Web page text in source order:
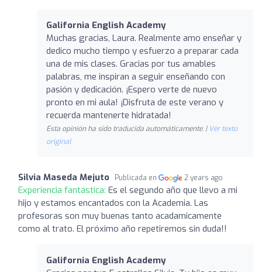
Galifornia English Academy
Muchas gracias, Laura. Realmente amo enseñar y
dedico mucho tiempo y esfuerzo a preparar cada
una de mis clases. Gracias por tus amables
palabras, me inspiran a seguir enseñando con
pasión y dedicación. ¡Espero verte de nuevo
pronto en mi aula! ¡Disfruta de este verano y
recuerda mantenerte hidratada!
Esta opinión ha sido traducida automáticamente. | Ver texto
original
Silvia Maseda Mejuto Publicada en 2 years ago
Experiencia fantástica: Es el segundo año que llevo a mi
hijo y estamos encantados con la Academia. Las
profesoras son muy buenas tanto acadamicamente
como al trato. El próximo año repetiremos sin duda!!
Galifornia English Academy